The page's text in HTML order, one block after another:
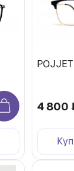
4 800